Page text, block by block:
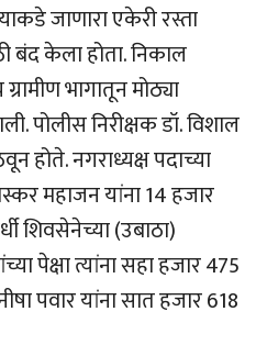
जाणारा एकेरी रस्ता
बंद केला होता. निकाल
भागातून मोठ्या
पोलीस निरीक्षक डॉ. विशाल
होते. नगराध्यक्ष पदाच्या
महाजन यांना 14 हजार
शिवसेनेच्या (उबाठा)
पेक्षा त्यांना सहा हजार 475
पवार यांना सात हजार 618